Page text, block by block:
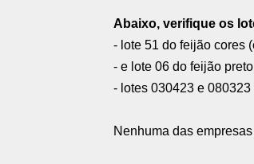
Abaixo, verifique os
- lote 51 do feijão cores
- e lote 06 do feijão
- lotes 030423 e
Nenhuma das